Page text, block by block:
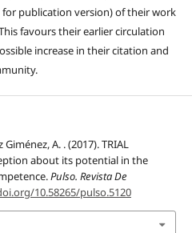
publication version) of their work
favours their earlier circulation
increase in their citation and
A. . (2017). TRIAL
about its potential in the
Pulso. Revista De
10.58265/pulso.5120